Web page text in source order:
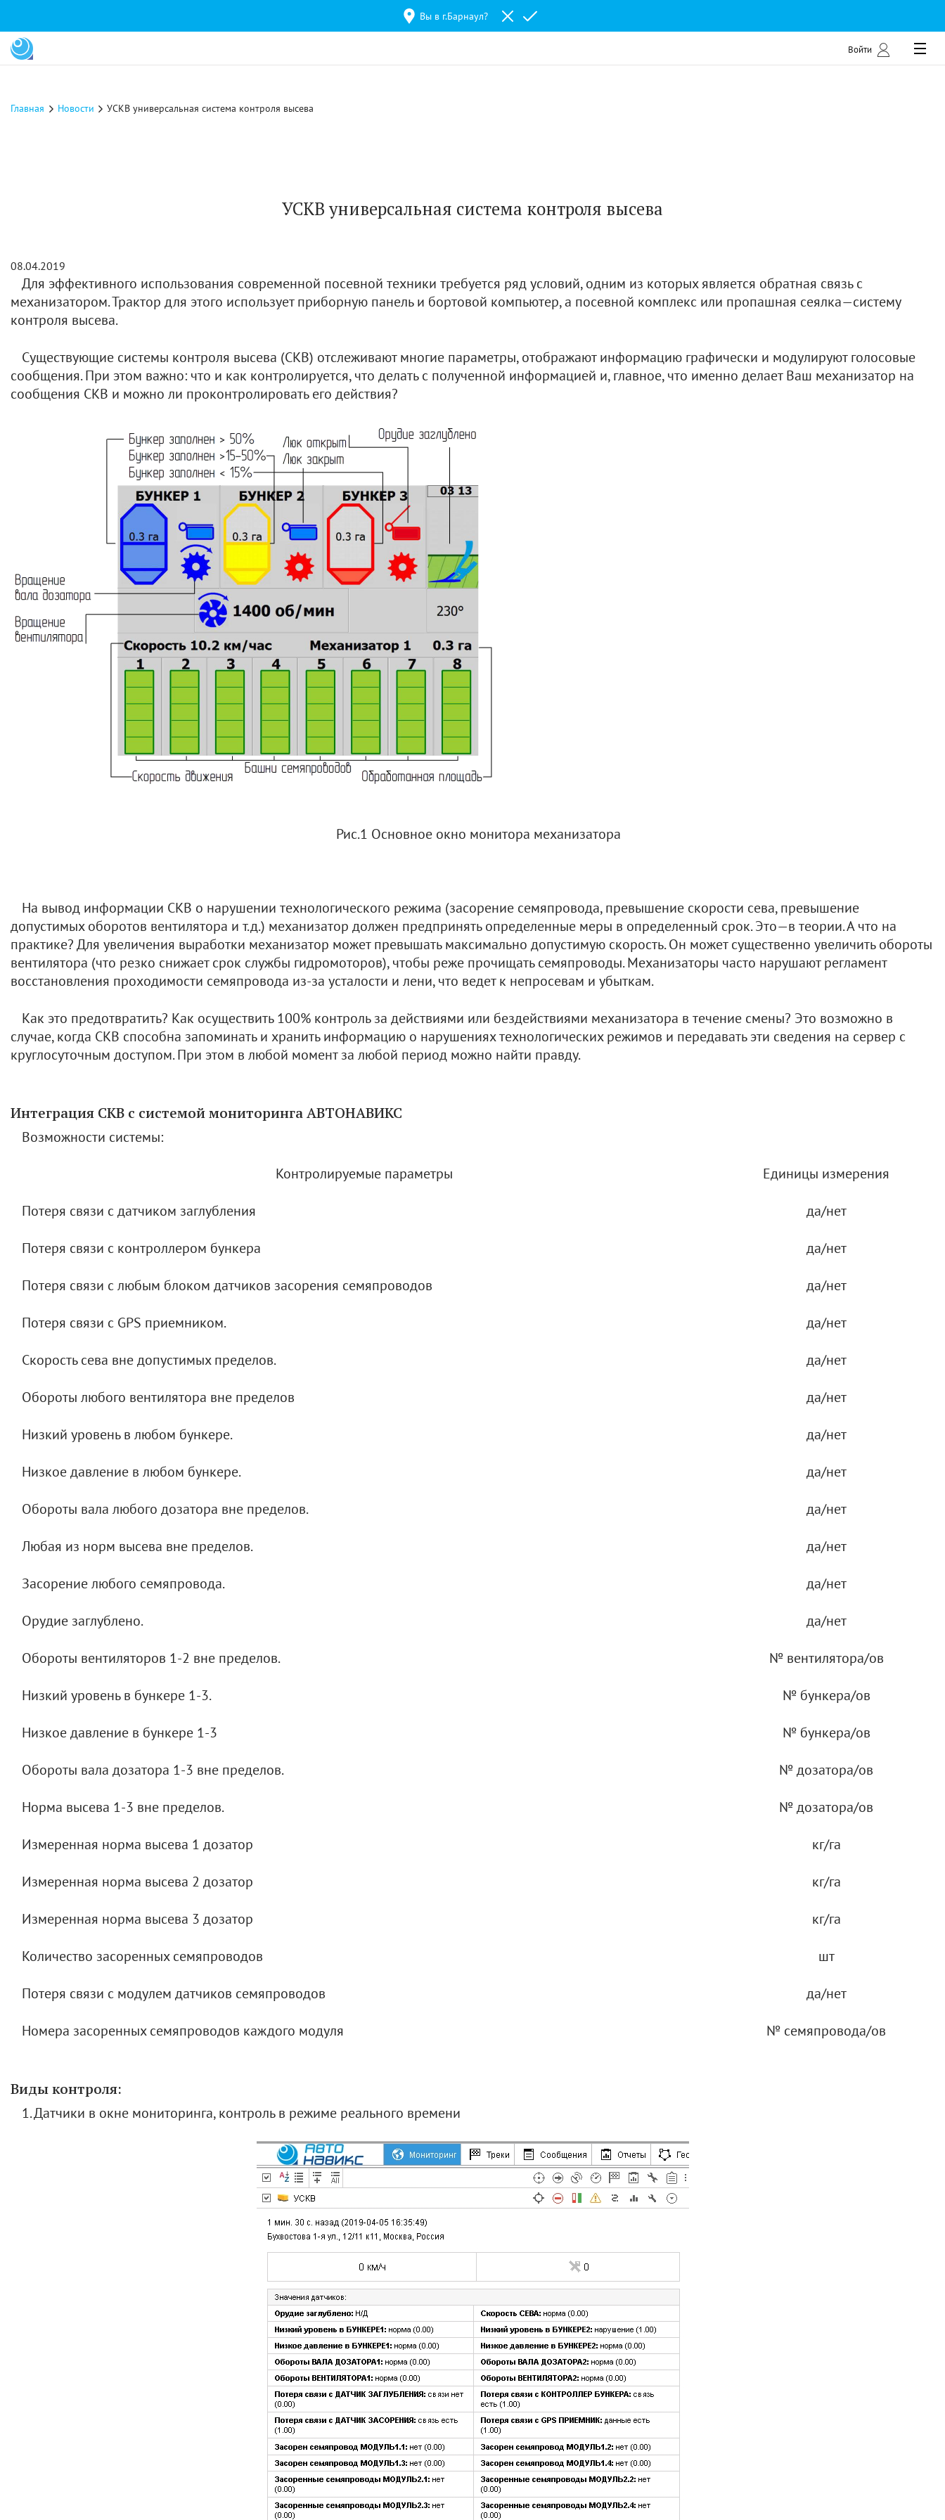
Вы в г.Барнаул?
Войти
Главная Новости УСКВ универсальная система контроля высева
УСКВ универсальная система контроля высева
08.04.2019
Для эффективного использования современной посевной техники требуется ряд условий, одним из которых является обратная связь с
механизатором. Трактор для этого использует приборную панель и бортовой компьютер, а посевной комплекс или пропашная сеялка—систему
контроля высева.
Существующие системы контроля высева (СКВ) отслеживают многие параметры, отображают информацию графически и модулируют голосовые
сообщения. При этом важно: что и как контролируется, что делать с полученной информацией и, главное, что именно делает Ваш механизатор на
сообщения СКВ и можно ли проконтролировать его действия?
Рис.1 Основное окно монитора механизатора
На вывод информации СКВ о нарушении технологического режима (засорение семяпровода, превышение скорости сева, превышение
допустимых оборотов вентилятора и т.д.) механизатор должен предпринять определенные меры в определенный срок. Это—в теории. А что на
практике? Для увеличения выработки механизатор может превышать максимально допустимую скорость. Он может существенно увеличить обороты
вентилятора (что резко снижает срок службы гидромоторов), чтобы реже прочищать семяпроводы. Механизаторы часто нарушают регламент
восстановления проходимости семяпровода из-за усталости и лени, что ведет к непросевам и убыткам.
Как это предотвратить? Как осуществить 100% контроль за действиями или бездействиями механизатора в течение смены? Это возможно в
случае, когда СКВ способна запоминать и хранить информацию о нарушениях технологических режимов и передавать эти сведения на сервер с
круглосуточным доступом. При этом в любой момент за любой период можно найти правду.
Интеграция СКВ с системой мониторинга АВТОНАВИКС
Возможности системы:
Контролируемые параметры Единицы измерения
Потеря связи с датчиком заглубления да/нет
Потеря связи с контроллером бункера да/нет
Потеря связи с любым блоком датчиков засорения семяпроводов да/нет
Потеря связи с GPS приемником. да/нет
Скорость сева вне допустимых пределов. да/нет
Обороты любого вентилятора вне пределов да/нет
Низкий уровень в любом бункере. да/нет
Низкое давление в любом бункере. да/нет
Обороты вала любого дозатора вне пределов. да/нет
Любая из норм высева вне пределов. да/нет
Засорение любого семяпровода. да/нет
Орудие заглублено. да/нет
Обороты вентиляторов 1-2 вне пределов. № вентилятора/ов
Низкий уровень в бункере 1-3. № бункера/ов
Низкое давление в бункере 1-3 № бункера/ов
Обороты вала дозатора 1-3 вне пределов. № дозатора/ов
Норма высева 1-3 вне пределов. № дозатора/ов
Измеренная норма высева 1 дозатор кг/га
Измеренная норма высева 2 дозатор кг/га
Измеренная норма высева 3 дозатор кг/га
Количество засоренных семяпроводов шт
Потеря связи с модулем датчиков семяпроводов да/нет
Номера засоренных семяпроводов каждого модуля № семяпровода/ов
Виды контроля:
1. Датчики в окне мониторинга, контроль в режиме реального времени